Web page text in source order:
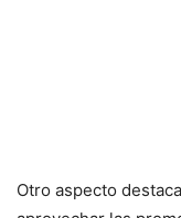
Otro aspecto